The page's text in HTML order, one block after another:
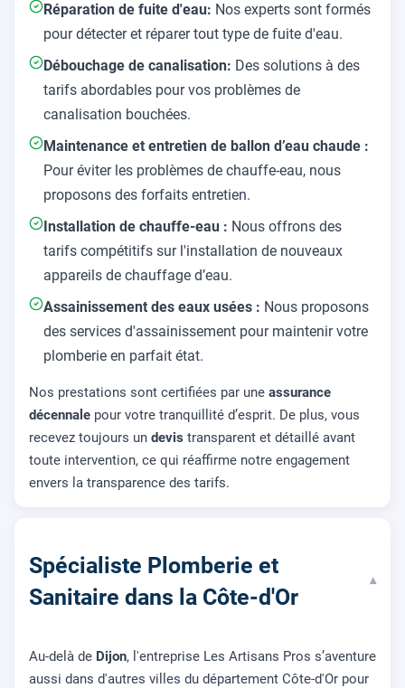
Réparation de fuite d'eau: Nos experts sont formés
pour détecter et réparer tout type de fuite d'eau.
Débouchage de canalisation: Des solutions à des
tarifs abordables pour vos problèmes de
canalisation bouchées.
Maintenance et entretien de ballon d’eau chaude :
Pour éviter les problèmes de chauffe-eau, nous
proposons des forfaits entretien.
Installation de chauffe-eau : Nous offrons des
tarifs compétitifs sur l'installation de nouveaux
appareils de chauffage d’eau.
Assainissement des eaux usées : Nous proposons
des services d'assainissement pour maintenir votre
plomberie en parfait état.
Nos prestations sont certifiées par une assurance
décennale pour votre tranquillité d’esprit. De plus, vous
recevez toujours un devis transparent et détaillé avant
toute intervention, ce qui réaffirme notre engagement
envers la transparence des tarifs.
Spécialiste Plomberie et
Sanitaire dans la Côte-d'Or
▾
Au-delà de Dijon, l'entreprise Les Artisans Pros s’aventure
aussi dans d'autres villes du département Côte-d'Or pour